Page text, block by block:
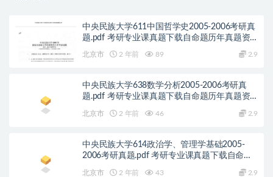
中央民族大学611中国哲学史2005-2006考研真
题.pdf 考研专业课真题下载自命题历年真题资
北京市 2 年前 89 2.9
中央民族大学638数学分析2005-2006考研真
题.pdf 考研专业课真题下载自命题历年真题资
北京市 2 年前 46 2.9
中央民族大学614政治学、管理学基础2005-
2006考研真题.pdf 考研专业课真题下载自命题
北京市 2 年前 43 2.9